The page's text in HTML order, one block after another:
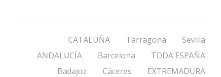
CATALUÑA Tarragona
Sevilla
ANDALUCÍA
Barcelona
TODA ESPAÑA
Badajoz
Cáceres
EXTREMADURA